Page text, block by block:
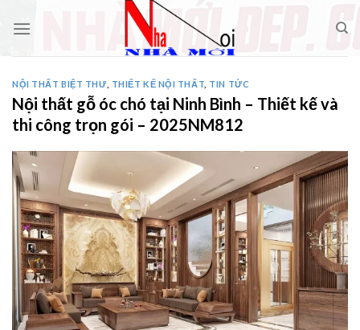
NỘI THẤT BIỆT THƯ THIẾT KẾ NỘI THẤT TIN TỨC
Nội thất gỗ óc chó tại Ninh Bình – Thiết kế và
thi công trọn gói – 2025NM812